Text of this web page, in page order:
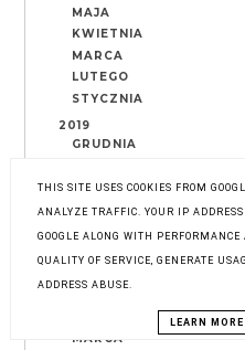
MAJA
KWIETNIA
MARCA
LUTEGO
STYCZNIA
2019
GRUDNIA
PAŹDZIERNIKA
WRZEŚNIA
SIERPNIA
MARCA
THIS SITE USES COOKIES FROM
ANALYZE TRAFFIC. YOUR IP
GOOGLE ALONG WITH
QUALITY OF SERVICE, GENERATE
ADDRESS ABUSE.
LEARN MORE